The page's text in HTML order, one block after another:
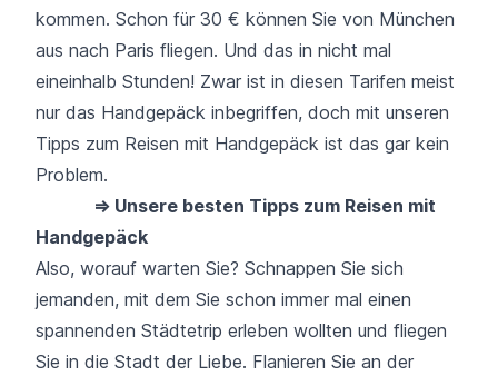
kommen. Schon für 30 € können Sie von München
aus nach Paris fliegen. Und das in nicht mal
eineinhalb Stunden! Zwar ist in diesen Tarifen meist
nur das Handgepäck inbegriffen, doch mit unseren
Tipps zum Reisen mit Handgepäck ist das gar kein
Problem.
⇒ Unsere besten Tipps zum Reisen mit
Handgepäck
Also, worauf warten Sie? Schnappen Sie sich
jemanden, mit dem Sie schon immer mal einen
spannenden Städtetrip erleben wollten und fliegen
Sie in die Stadt der Liebe. Flanieren Sie an der